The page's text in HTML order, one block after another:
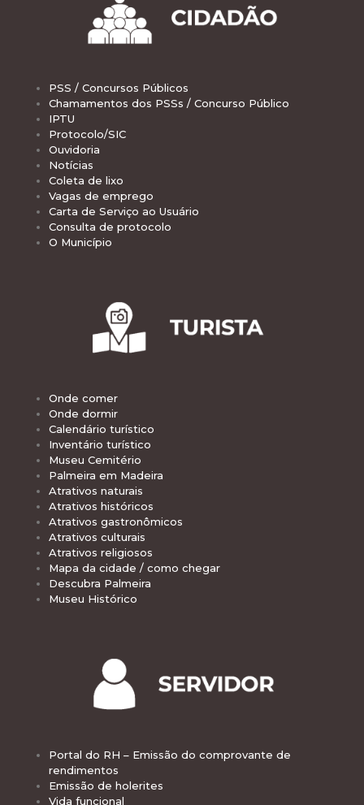
PSS / Concursos Públicos
Chamamentos dos PSSs / Concurso Público
IPTU
Protocolo/SIC
Ouvidoria
Notícias
Coleta de lixo
Vagas de emprego
Carta de Serviço ao Usuário
Consulta de protocolo
O Município
Onde comer
Onde dormir
Calendário turístico
Inventário turístico
Museu Cemitério
Palmeira em Madeira
Atrativos naturais
Atrativos históricos
Atrativos gastronômicos
Atrativos culturais
Atrativos religiosos
Mapa da cidade / como chegar
Descubra Palmeira
Museu Histórico
Portal do RH – Emissão do comprovante de
rendimentos
Emissão de holerites
Vida funcional